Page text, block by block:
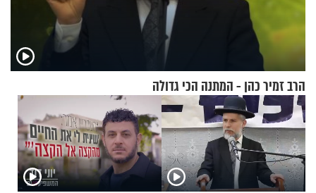
הרב זמיר כהן - המתנה הכי גדולה